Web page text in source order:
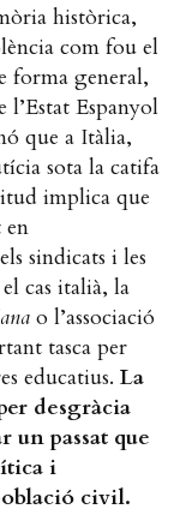
històrica,
com fou el
forma general,
l’Estat Espanyol
que a Itàlia,
sota la catifa
implica que
en
sindicats i les
cas italià, la
o l’associació
tasca per
educatius. La
desgràcia
un passat que
i
civil.